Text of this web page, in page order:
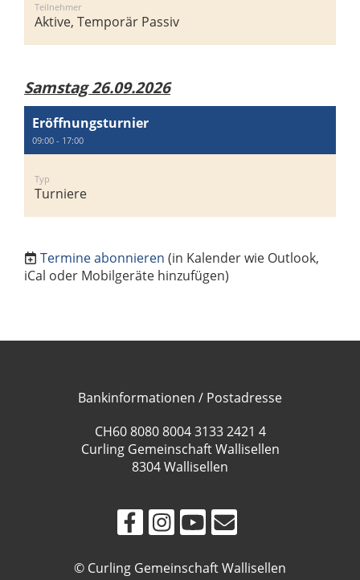
Teilnehmer
Aktive, Temporär Passiv
Samstag 26.09.2026
Eröffnungsturnier
09:00 - 17:00
Typ
Turniere
Termine abonnieren (in Kalender wie Outlook,
iCal oder Mobilgeräte hinzufügen)
Bankinformationen / Postadresse
CH60 8080 8004 3133 2421 4
Curling Gemeinschaft Wallisellen
8304 Wallisellen
© Curling Gemeinschaft Wallisellen